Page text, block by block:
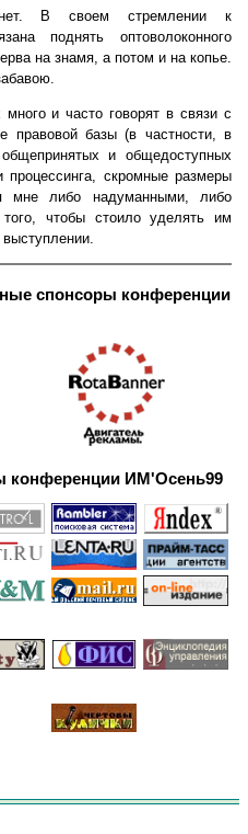
В своем стремлении к
поднять оптоволоконного
на знамя, а потом и на копье.
и часто говорят в связи с
правовой базы (в частности, в
общепринятых и общедоступных
скромные размеры
мне либо надуманными, либо
чтобы стоило уделять им
спонсоры конференции
конференции ИМ'Осень99